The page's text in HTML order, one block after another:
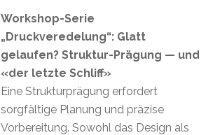
Workshop-Serie
„Druckveredelung“: Glatt
gelaufen? Struktur-Prägung — und
«der letzte Schliff»
Eine Strukturprägung erfordert
sorgfältige Planung und präzise
Vorbereitung. Sowohl das Design als